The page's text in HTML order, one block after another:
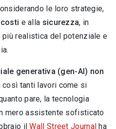
le loro strategie,
costi e alla sicurezza, in
realistica del potenziale e
generativa (gen-AI) non
così tanti lavori come si
pare, la tecnologia
mero assistente sofisticato
ilWall Street Journal ha